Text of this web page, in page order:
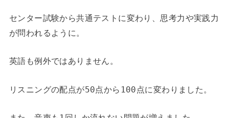
センター試験から共通テストに変わり、思考力や実践力
が問われるように。
英語も例外ではありません。
リスニングの配点が50点から100点に変わりました。